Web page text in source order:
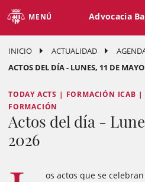
MENÚ Advocacia
INICIO ACTUALIDAD
ACTOS DEL DÍA - LUNES, 11 DE
TODAY ACTS | FORMACIÓN ICAB
FORMACIÓN
Actos del día -
2026
os actos que se